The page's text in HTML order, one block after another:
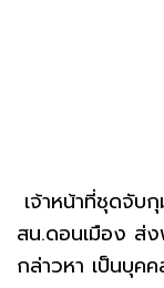
เจ้าหน้าที่ชุดจับ
สน.ดอนเมือง ส่
กล่าวหา เป็นบุค